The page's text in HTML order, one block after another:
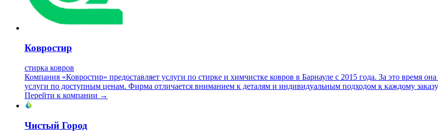
Ковростир
стирка ковров
Компания «Ковростир» предоставляет услуги по стирке и химчистке ковров в Барнауле с 2015 года. За это время
услуги по доступным ценам. Фирма отличается вниманием к деталям и индивидуальным подходом к каждому
Перейти к компании →
Чистый Город